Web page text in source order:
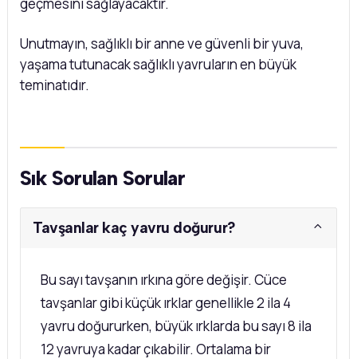
Unutmayın, sağlıklı bir anne ve güvenli bir yuva,
yaşama tutunacak sağlıklı yavruların en büyük
teminatıdır.
Sık Sorulan Sorular
Tavşanlar kaç yavru doğurur?
Bu sayı tavşanın ırkına göre değişir. Cüce
tavşanlar gibi küçük ırklar genellikle 2 ila 4
yavru doğururken, büyük ırklarda bu sayı 8 ila
12 yavruya kadar çıkabilir. Ortalama bir